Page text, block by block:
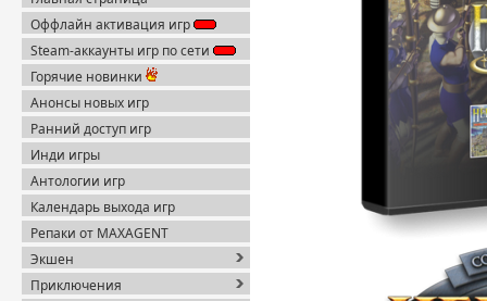
Оффлайн активация игр
Steam-аккаунты игр по сети
Горячие новинки
Анонсы новых игр
Ранний доступ игр
Инди игры
Антологии игр
Календарь выхода игр
Репаки от MAXAGENT
Экшен
Приключения